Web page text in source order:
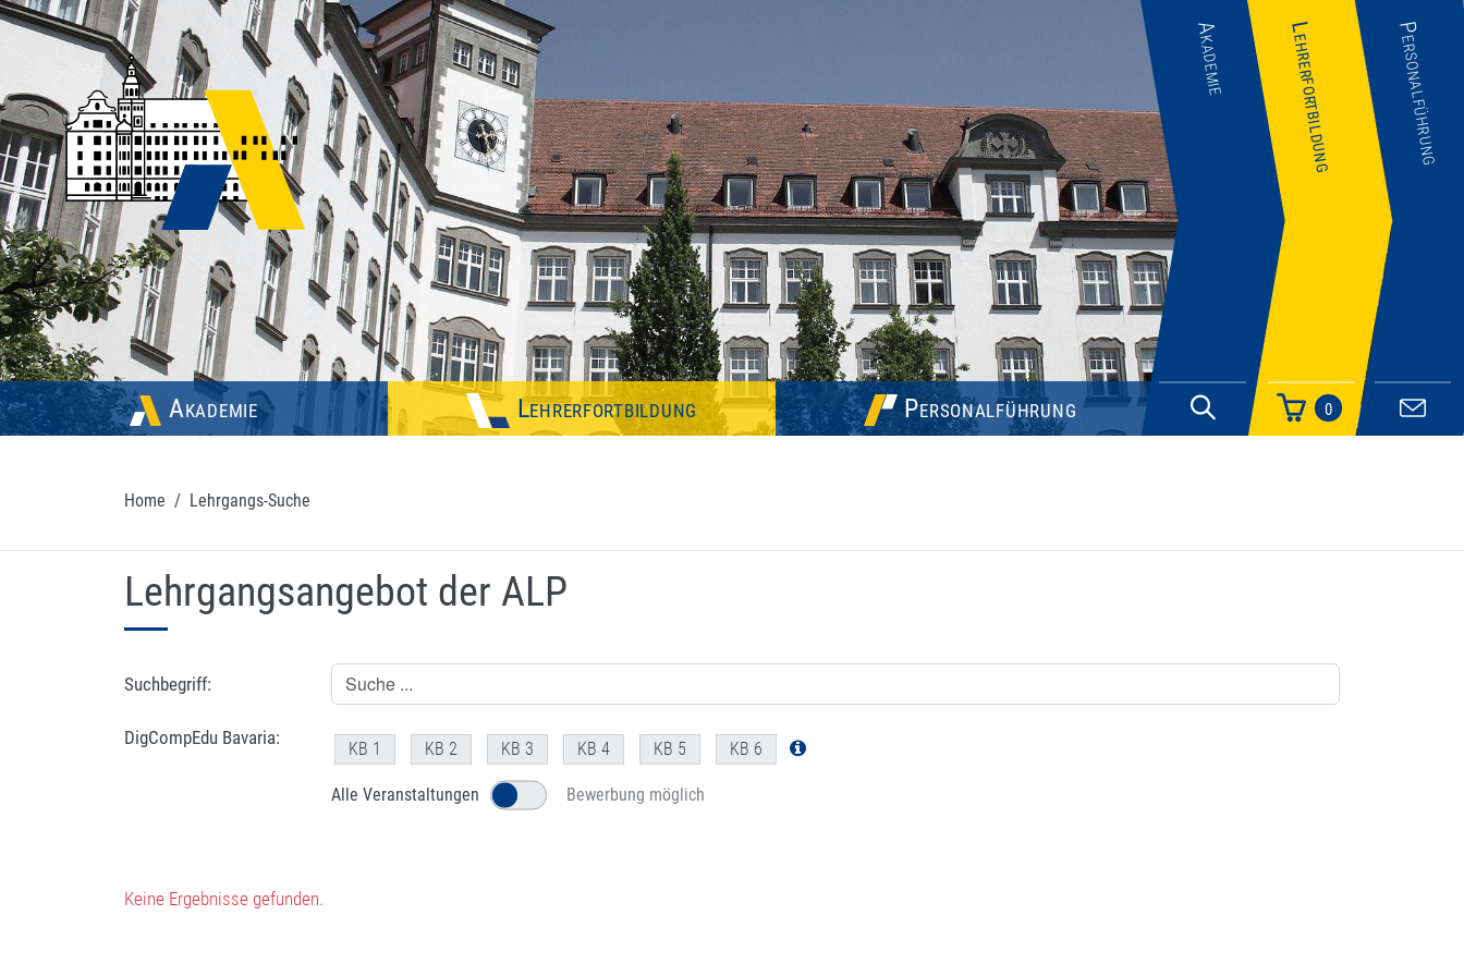
Akademie Lehrerfortbildung Personalführung 0
Akademie Lehrerfortbildung Personalführung
Home / Lehrgangs-Suche
Lehrgangsangebot der ALP
Suchbegriff:
DigCompEdu Bavaria:
KB 1 KB 2 KB 3 KB 4 KB 5 KB 6
Alle Veranstaltungen Bewerbung möglich
Keine Ergebnisse gefunden.